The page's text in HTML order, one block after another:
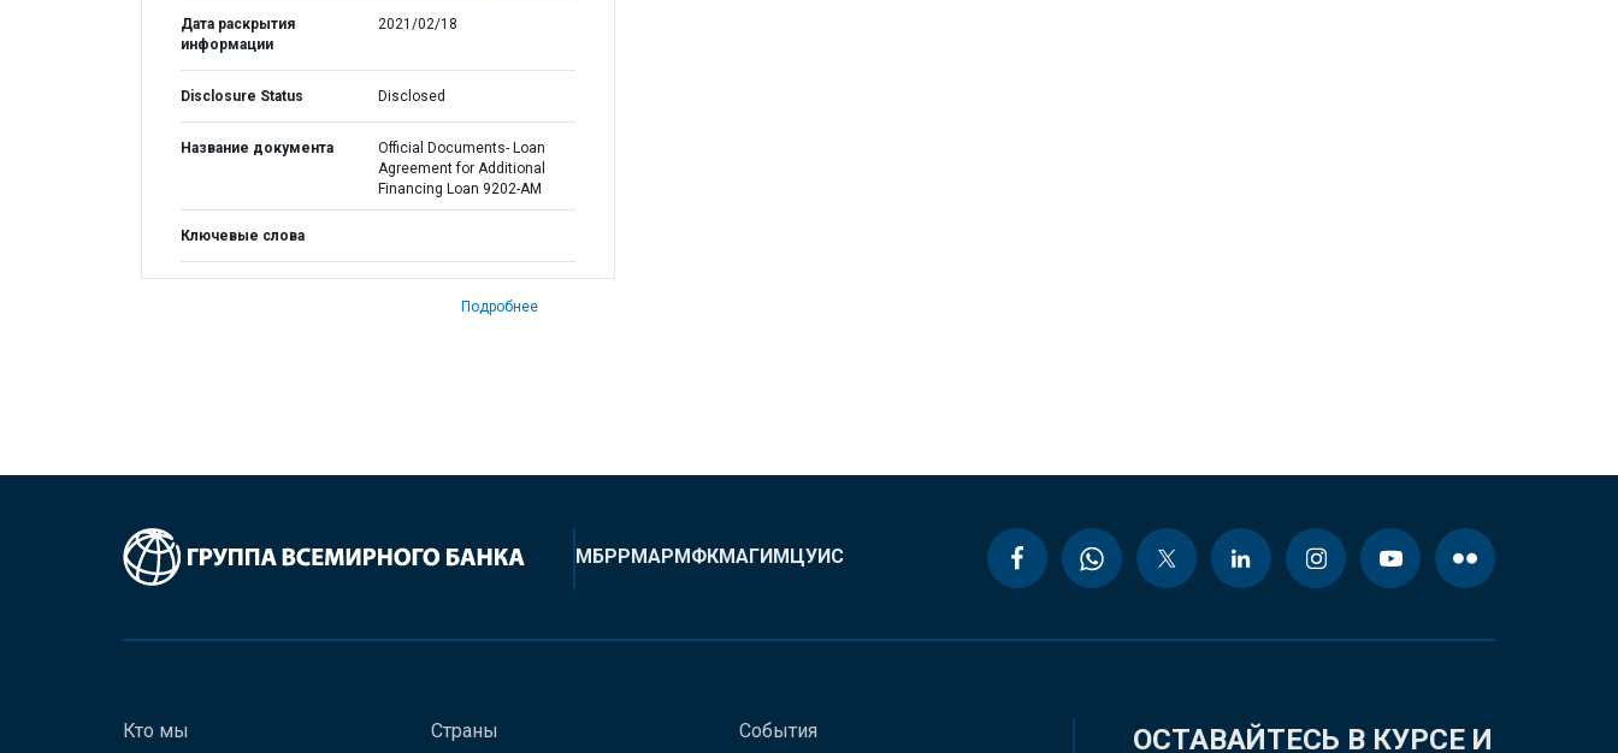
Дата раскрытия
информации
2021/02/18
Disclosure Status Disclosed
Название документа
Official Documents- Loan
Agreement for Additional
Financing Loan 9202-AM
Ключевые слова
Подробнее
МБРРМАРМФКМАГИМЦУИС
Кто мы Страны События ОСТАВАЙТЕСЬ В КУРСЕ И